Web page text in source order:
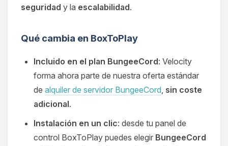
seguridad y la escalabilidad.
Qué cambia en BoxToPlay
Incluido en el plan BungeeCord: Velocity
forma ahora parte de nuestra oferta estándar
de alquiler de servidor BungeeCord, sin coste
adicional.
Instalación en un clic: desde tu panel de
control BoxToPlay puedes elegir BungeeCord